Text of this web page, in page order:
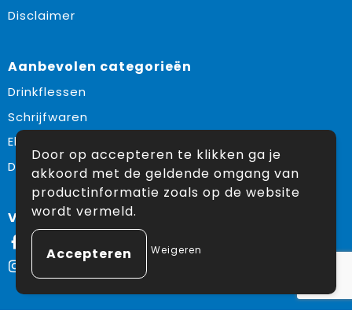
Disclaimer
Aanbevolen categorieën
Drinkflessen
Schrijfwaren
Elektronica en Gadgets
Draagtassen
Volg ons op:
Instagram
Door op accepteren te klikken ga je
akkoord met de geldende omgang van
productinformatie zoals op de website
wordt vermeld.
Weigeren